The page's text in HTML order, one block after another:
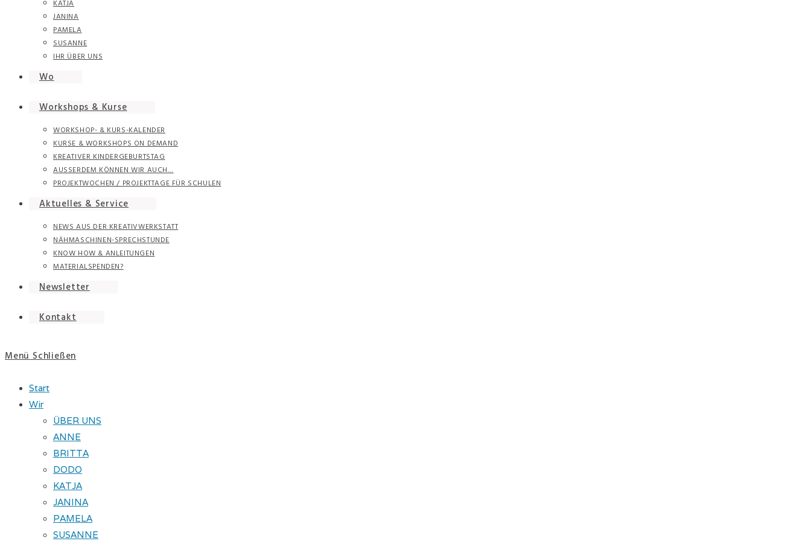
KATJA
JANINA
PAMELA
SUSANNE
IHR ÜBER UNS
Wo
Workshops & Kurse
WORKSHOP- & KURS-KALENDER
KURSE & WORKSHOPS ON DEMAND
KREATIVER KINDERGEBURTSTAG
AUSSERDEM KÖNNEN WIR AUCH…
PROJEKTWOCHEN / PROJEKTTAGE FÜR SCHULEN
Aktuelles & Service
NEWS AUS DER KREATIVWERKSTATT
NÄHMASCHINEN-SPRECHSTUNDE
KNOW HOW & ANLEITUNGEN
MATERIALSPENDEN?
Newsletter
Kontakt
Menü Schließen
Start
Wir
ÜBER UNS
ANNE
BRITTA
DODO
KATJA
JANINA
PAMELA
SUSANNE